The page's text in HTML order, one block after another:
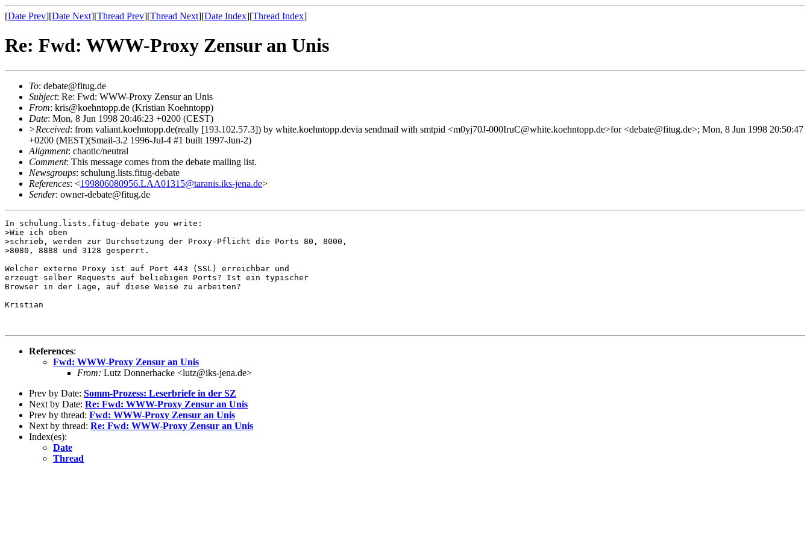
[Date Prev][Date Next][Thread Prev][Thread Next][Date Index][Thread Index]
Re: Fwd: WWW-Proxy Zensur an Unis
To: debate@fitug.de
Subject: Re: Fwd: WWW-Proxy Zensur an Unis
From: kris@koehntopp.de (Kristian Koehntopp)
Date: Mon, 8 Jun 1998 20:46:23 +0200 (CEST)
>Received: from valiant.koehntopp.de(really [193.102.57.3]) by white.koehntopp.devia sendmail with smtpid <m0yj70J-000IruC@white.koehntopp.de>for <debate@fitug.de>; Mon, 8 Jun 1998 20:50:47
+0200 (MEST)(Smail-3.2 1996-Jul-4 #1 built 1997-Jun-2)
Alignment: chaotic/neutral
Comment: This message comes from the debate mailing list.
Newsgroups: schulung.lists.fitug-debate
References: <199806080956.LAA01315@taranis.iks-jena.de>
Sender: owner-debate@fitug.de
In schulung.lists.fitug-debate you write:
>Wie ich oben
>schrieb, werden zur Durchsetzung der Proxy-Pflicht die Ports 80, 8000,
>8080, 8888 und 3128 gesperrt.
Welcher externe Proxy ist auf Port 443 (SSL) erreichbar und
erzeugt selber Requests auf beliebigen Ports? Ist ein typischer
Browser in der Lage, auf diese Weise zu arbeiten?
Kristian
References:
Fwd: WWW-Proxy Zensur an Unis
From: Lutz Donnerhacke <lutz@iks-jena.de>
Prev by Date: Somm-Prozess: Leserbriefe in der SZ
Next by Date: Re: Fwd: WWW-Proxy Zensur an Unis
Prev by thread: Fwd: WWW-Proxy Zensur an Unis
Next by thread: Re: Fwd: WWW-Proxy Zensur an Unis
Index(es):
Date
Thread